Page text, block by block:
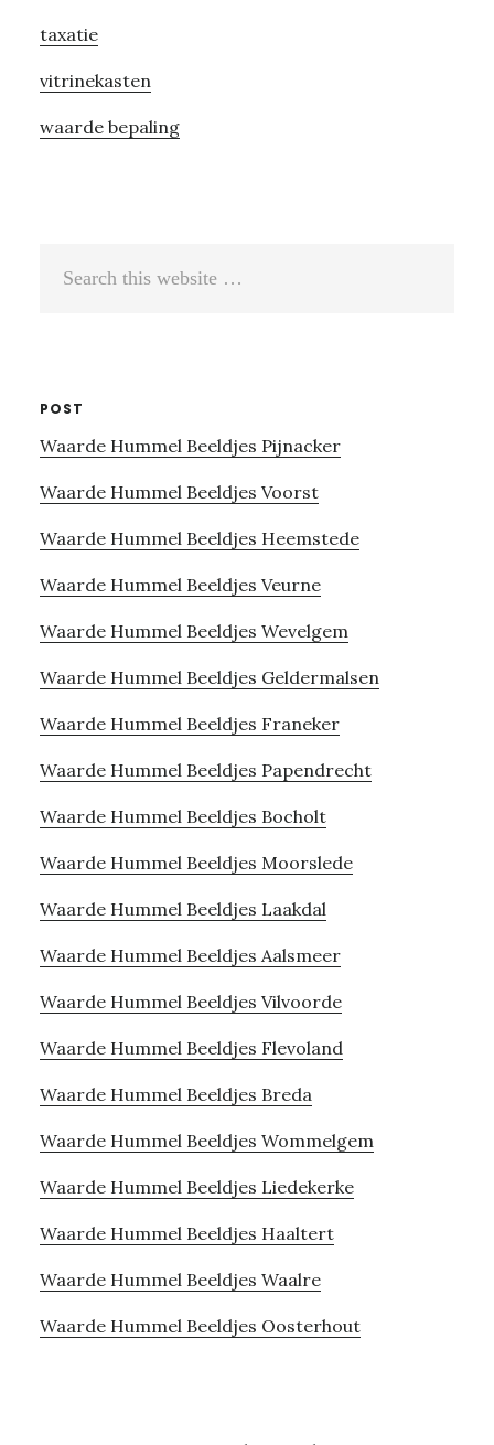
taxatie
vitrinekasten
waarde bepaling
POST
Waarde Hummel Beeldjes Pijnacker
Waarde Hummel Beeldjes Voorst
Waarde Hummel Beeldjes Heemstede
Waarde Hummel Beeldjes Veurne
Waarde Hummel Beeldjes Wevelgem
Waarde Hummel Beeldjes Geldermalsen
Waarde Hummel Beeldjes Franeker
Waarde Hummel Beeldjes Papendrecht
Waarde Hummel Beeldjes Bocholt
Waarde Hummel Beeldjes Moorslede
Waarde Hummel Beeldjes Laakdal
Waarde Hummel Beeldjes Aalsmeer
Waarde Hummel Beeldjes Vilvoorde
Waarde Hummel Beeldjes Flevoland
Waarde Hummel Beeldjes Breda
Waarde Hummel Beeldjes Wommelgem
Waarde Hummel Beeldjes Liedekerke
Waarde Hummel Beeldjes Haaltert
Waarde Hummel Beeldjes Waalre
Waarde Hummel Beeldjes Oosterhout